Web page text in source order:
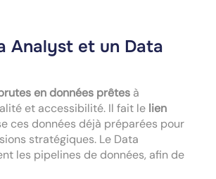
Analyst et un Data
en données prêtes à
et accessibilité. Il fait le lien
ces données déjà préparées pour
stratégiques. Le Data
les pipelines de données, afin de